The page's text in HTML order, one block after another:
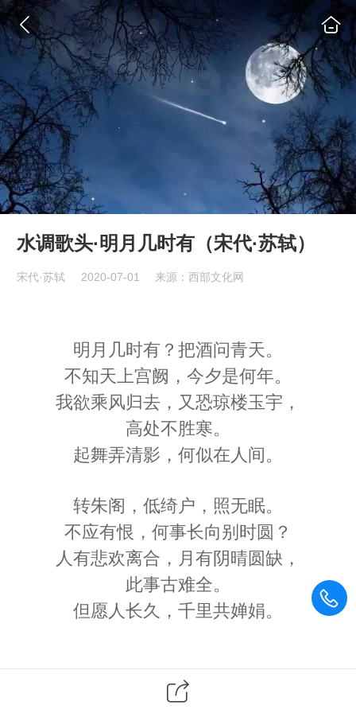
水调歌头·明月几时有（宋代·苏轼）
宋代·苏轼 2020-07-01 来源：西部文化网
明月几时有？把酒问青天。
不知天上宫阙，今夕是何年。
我欲乘风归去，又恐琼楼玉宇，
高处不胜寒。
起舞弄清影，何似在人间。
转朱阁，低绮户，照无眠。
不应有恨，何事长向别时圆？
人有悲欢离合，月有阴晴圆缺，
此事古难全。
但愿人长久，千里共婵娟。
声明：此篇为西部文化网原创文章，转载请标明出处